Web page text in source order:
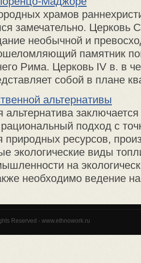
храмов
замечательно. Церковь
необычной и
памятник
Рима. Церковь IV в. в
собой в плане
альтернативы
альтернатива
подход с
природных ресурсов,
экологические виды
на
необходимо ведение
Reserved - www.ethnowork.ru